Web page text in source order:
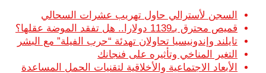
السجن لأسترالي حاول تهريب عشرات السحالي
قميص محترق بـ1139 دولارا.. هل تفقد الموضة عقلها؟
تايلند وإندونيسيا تحاولان تهدئة “حرب الفيلة” مع البشر
التغير المناخي وتأثيره على فنجانك
الأبعاد الاجتماعية والأخلاقية لتقنيات الحمل المساعدة